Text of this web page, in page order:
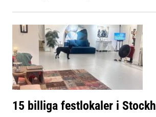
15 billiga festlokaler i